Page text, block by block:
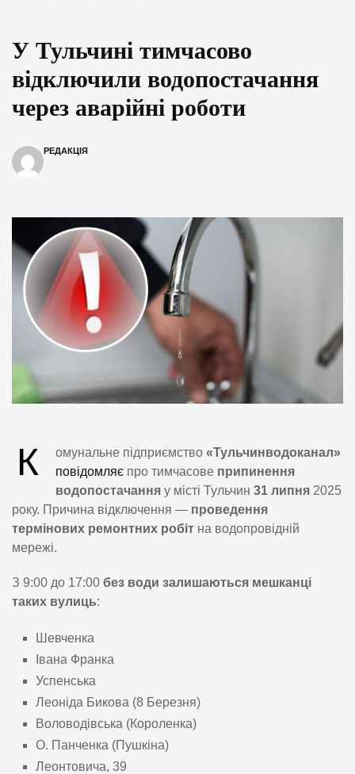
У Тульчині тимчасово
відключили водопостачання
через аварійні роботи
РЕДАКЦІЯ
К омунальне підприємство «Тульчинводоканал»
повідомляє про тимчасове припинення
водопостачання у місті Тульчин 31 липня 2025
року. Причина відключення — проведення
термінових ремонтних робіт на водопровідній
мережі.
З 9:00 до 17:00 без води залишаються мешканці
таких вулиць:
Шевченка
Івана Франка
Успенська
Леоніда Бикова (8 Березня)
Воловодівська (Короленка)
О. Панченка (Пушкіна)
Леонтовича, 39